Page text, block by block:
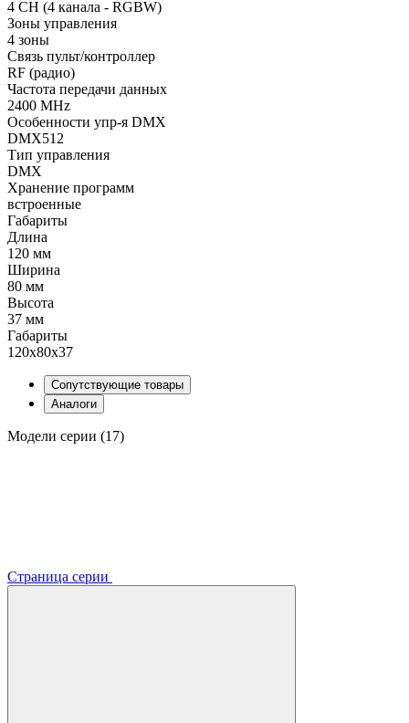
4 CH (4 канала - RGBW)
Зоны управления
4 зоны
Связь пульт/контроллер
RF (радио)
Частота передачи данных
2400 MHz
Особенности упр-я DMX
DMX512
Тип управления
DMX
Хранение программ
встроенные
Габариты
Длина
120 мм
Ширина
80 мм
Высота
37 мм
Габариты
120x80x37
Сопутствующие товары
Аналоги
Модели серии (17)
Страница серии